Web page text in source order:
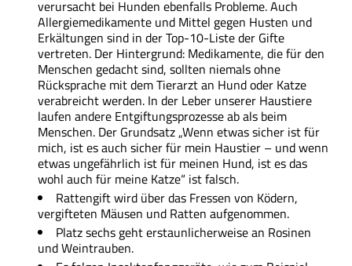
verursacht bei Hunden ebenfalls Probleme. Auch
Allergiemedikamente und Mittel gegen Husten und
Erkältungen sind in der Top-10-Liste der Gifte
vertreten. Der Hintergrund: Medikamente, die für den
Menschen gedacht sind, sollten niemals ohne
Rücksprache mit dem Tierarzt an Hund oder Katze
verabreicht werden. In der Leber unserer Haustiere
laufen andere Entgiftungsprozesse ab als beim
Menschen. Der Grundsatz „Wenn etwas sicher ist für
mich, ist es auch sicher für mein Haustier – und wenn
etwas ungefährlich ist für meinen Hund, ist es das
wohl auch für meine Katze“ ist falsch.
Rattengift wird über das Fressen von Ködern,
vergifteten Mäusen und Ratten aufgenommen.
Platz sechs geht erstaunlicherweise an Rosinen
und Weintrauben.